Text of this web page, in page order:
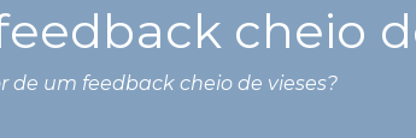
cheio
de um feedback cheio de vieses?